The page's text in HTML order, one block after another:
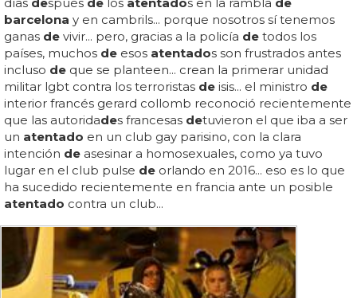
barcelona y en cambrils... porque nosotros sí tenemos
ganas de vivir... pero, gracias a la policía de todos los
países, muchos de esos atentados son frustrados antes
incluso de que se planteen... crean la primerar unidad
militar lgbt contra los terroristas de isis... el ministro de
interior francés gerard collomb reconoció recientemente
que las autoridades francesas detuvieron el que iba a ser
un atentado en un club gay parisino, con la clara
intención de asesinar a homosexuales, como ya tuvo
lugar en el club pulse de orlando en 2016... eso es lo que
ha sucedido recientemente en francia ante un posible
atentado contra un club...